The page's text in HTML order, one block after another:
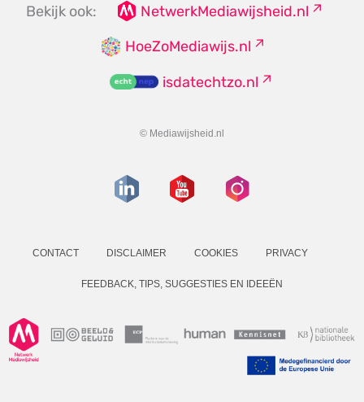
Bekijk ook:
NetwerkMediawijsheid.nl
HoeZoMediawijs.nl
isdatechtzo.nl
© Mediawijsheid.nl
CONTACT DISCLAIMER COOKIES PRIVACY
FEEDBACK, TIPS, SUGGESTIES EN IDEEËN